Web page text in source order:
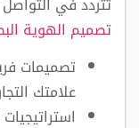
تصميم الهوية
تصميمات
علامتك